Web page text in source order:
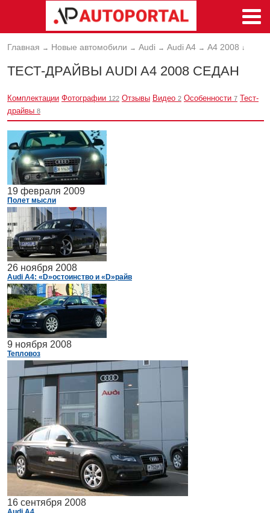
Главная → Новые автомобили → Audi → Audi A4 → A4 2008 ↓
ТЕСТ-ДРАЙВЫ AUDI A4 2008 CЕДАН
Комплектации Фотографии 122 Отзывы Видео 2 Особенности 7 Тест-
драйвы 8
19 февраля 2009
Полет мысли
26 ноября 2008
Audi A4: «D»остоинство и «D»райв
9 ноября 2008
Тепловоз
16 сентября 2008